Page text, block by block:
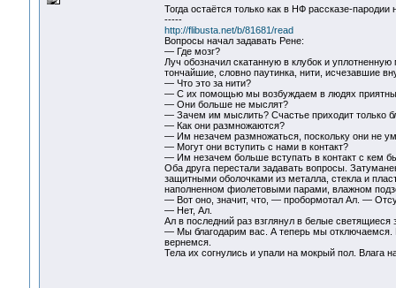
Тогда остаётся только как в НФ рассказе-пародии
-----
http://flibusta.net/b/81681/read
Вопросы начал задавать Рене:
— Где мозг?
Луч обозначил скатанную в клубок и
тончайшие, словно паутинка, нити, исчезавшие
— Что это за нити?
— С их помощью мы возбуждаем в людях
— Они больше не мыслят?
— Зачем им мыслить? Счастье приходит только
— Как они размножаются?
— Им незачем размножаться, поскольку они не
— Могут они вступить с нами в контакт?
— Им незачем больше вступать в контакт с кем
Оба друга перестали задавать вопросы.
защитными оболочками из металла, стекла и
наполненном фиолетовыми парами, влажном
— Вот оно, значит, что, — пробормотал Ал. —
— Нет, Ал.
Ал в последний раз взглянул в белые светящиеся
— Мы благодарим вас. А теперь мы отключаемся.
вернемся.
Тела их согнулись и упали на мокрый пол. Влага